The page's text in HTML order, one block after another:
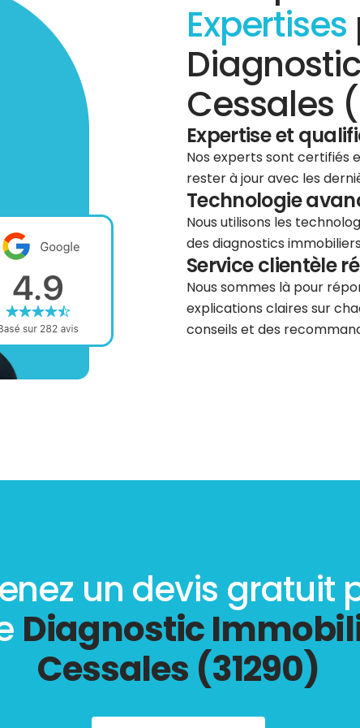
Expertises
Cessales
Expertise et
Nos experts sont certifiés
rester à jour avec les
Technologie
Nous utilisons les
des diagnostics
Service clientèle
Nous sommes là pour
explications claires sur
conseils et des
un devis gratuit
Diagnostic
Cessales (31290)